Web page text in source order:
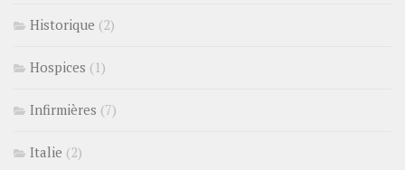
Historique (2)
Hospices (1)
Infirmières (7)
Italie (2)